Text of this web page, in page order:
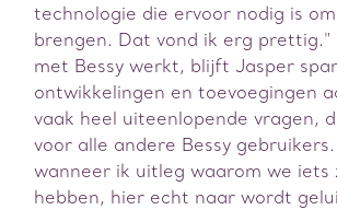
technologie die ervoor nodig is
brengen. Dat vond ik erg prettig."
met Bessy werkt, blijft Jasper
ontwikkelingen en toevoegingen
vaak heel uiteenlopende vragen,
voor alle andere Bessy
wanneer ik uitleg waarom we iets
hebben, hier echt naar wordt